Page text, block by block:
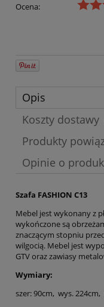
Ocena:
Opis
Koszty dostawy
Cena nie zawiera
Produkty
Opinie o
Szafa FASHION C13
Mebel jest wykonany z
wykończone są
znaczącym stopniu
wilgocią. Mebel jest
GTV oraz zawiasy
Wymiary:
szer: 90cm, wys. 224cm,